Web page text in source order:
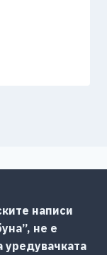
написи
не е